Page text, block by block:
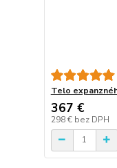
Telo
367 €
298 € bez DPH